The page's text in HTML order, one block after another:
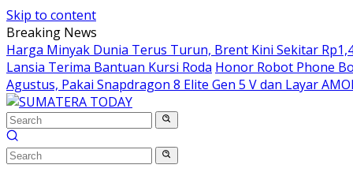
Skip to content
Breaking News
Harga Minyak Dunia Terus Turun, Brent Kini Sekitar
Lansia Terima Bantuan Kursi Roda Honor Robot Phone
Agustus, Pakai Snapdragon 8 Elite Gen 5 V dan Layar